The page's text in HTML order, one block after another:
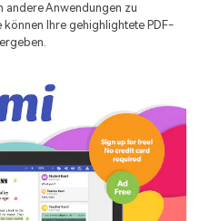
andere Anwendungen zu
Ihre gehighlightete PDF-